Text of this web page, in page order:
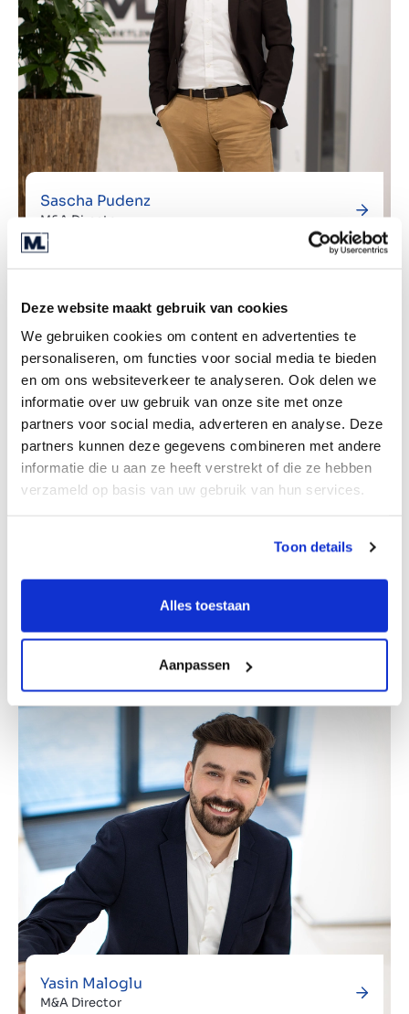
Deze website maakt gebruik van cookies
We gebruiken cookies om content en advertenties te
personaliseren, om functies voor social media te bieden
en om ons websiteverkeer te analyseren. Ook delen we
informatie over uw gebruik van onze site met onze
partners voor social media, adverteren en analyse. Deze
partners kunnen deze gegevens combineren met andere
informatie die u aan ze heeft verstrekt of die ze hebben
verzameld op basis van uw gebruik van hun services.
Toon details
Alles toestaan
Aanpassen
Sascha Pudenz
M&A Director
Yasin Maloglu
M&A Director